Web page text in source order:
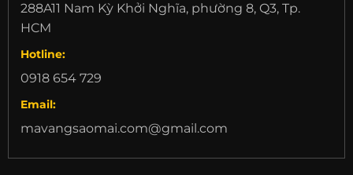
288A11 Nam Kỳ Khởi Nghĩa, phường 8, Q3, Tp.
HCM
Hotline:
0918 654 729
Email:
mavangsaomai.com@gmail.com